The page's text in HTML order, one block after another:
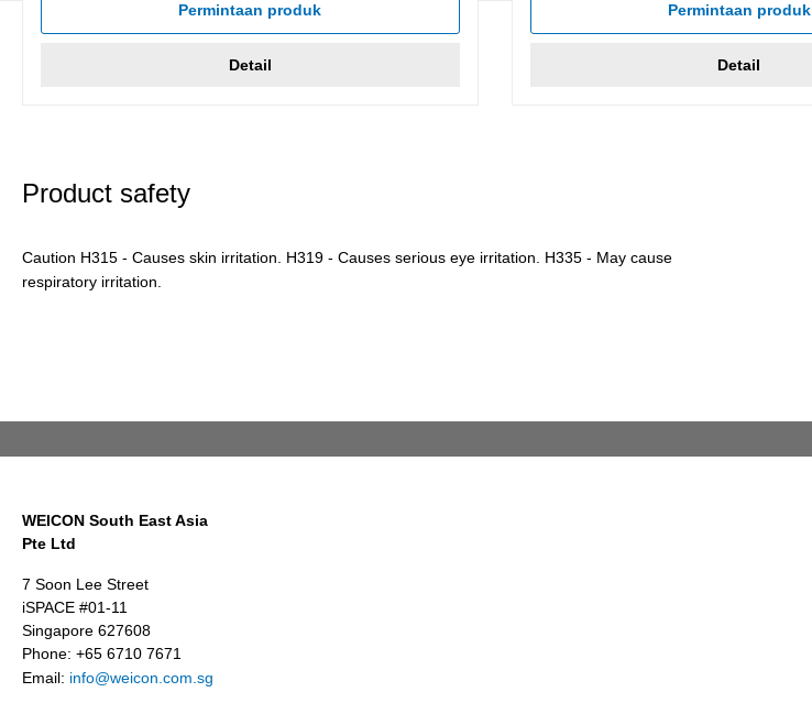
Permintaan produk
Detail
Permintaan produk
Detail
Product safety
Caution H315 - Causes skin irritation. H319 - Causes serious eye irritation. H335 - May cause
respiratory irritation.
WEICON South East Asia
Pte Ltd
7 Soon Lee Street
iSPACE #01-11
Singapore 627608
Phone: +65 6710 7671
Email: info@weicon.com.sg